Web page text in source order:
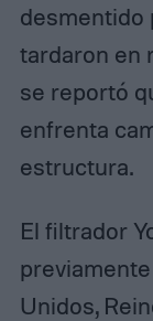
desmentido
tardaron en
se reportó
enfrenta
estructura.
El filtrador
Unidos,